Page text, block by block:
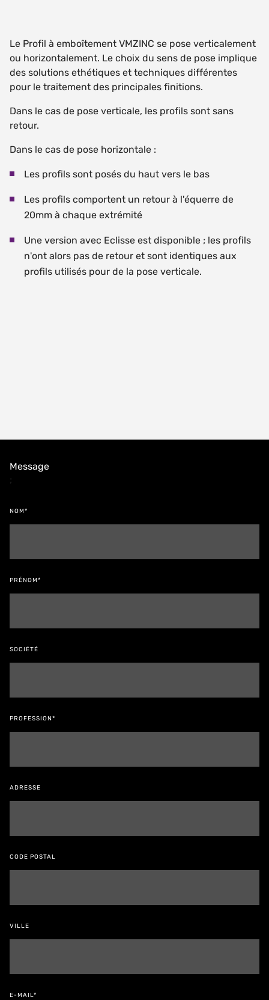
Le Profil à emboîtement VMZINC se pose verticalement
ou horizontalement. Le choix du sens de pose implique
des solutions ethétiques et techniques différentes
pour le traitement des principales finitions.
Dans le cas de pose verticale, les profils sont sans
retour.
Dans le cas de pose horizontale :
Les profils sont posés du haut vers le bas
Les profils comportent un retour à l'équerre de
20mm à chaque extrémité
Une version avec Eclisse est disponible ; les profils
n'ont alors pas de retour et sont identiques aux
profils utilisés pour de la pose verticale.
Message
;
NOM*
PRÉNOM*
SOCIÉTÉ
PROFESSION*
ADRESSE
CODE POSTAL
VILLE
E-MAIL*